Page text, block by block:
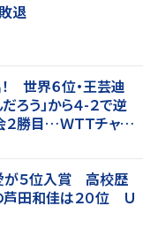
退
！ 世界６位・王芸迪
ろう」から４-２で逆
勝目…ＷＴＴチャン
が５位入賞 高校歴
田和佳は２０位 Ｕ